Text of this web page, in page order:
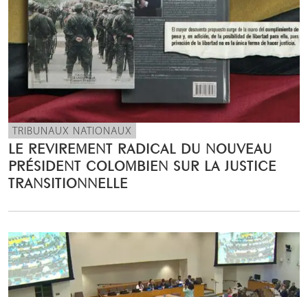
TRIBUNAUX NATIONAUX
LE REVIREMENT RADICAL DU NOUVEAU
PRÉSIDENT COLOMBIEN SUR LA JUSTICE
TRANSITIONNELLE